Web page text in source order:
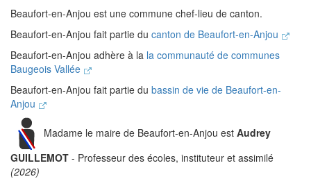
Beaufort-en-Anjou est une commune chef-lieu de canton.
Beaufort-en-Anjou fait partie du canton de Beaufort-en-Anjou
Beaufort-en-Anjou adhère à la la communauté de communes
Baugeois Vallée
Beaufort-en-Anjou fait partie du bassin de vie de Beaufort-en-
Anjou
Madame le maire de Beaufort-en-Anjou est Audrey
GUILLEMOT - Professeur des écoles, instituteur et assimilé
(2026)